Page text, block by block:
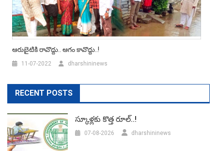
ఆరుబైటికి రావొద్దు.. ఆగం కావొద్దు..!
11-07-2022 dharshininews
RECENT POSTS
స్కూళ్లకు కొత్త రూల్..!
07-08-2026 dharshininews